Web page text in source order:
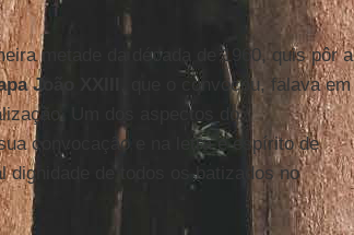
metade da década de 1960, quis pôr a
João XXIII
, que o convocou, falava em
Um dos aspectos do
convocação e na letra e espírito de
dignidade de todos os batizados no